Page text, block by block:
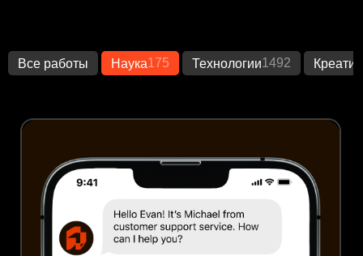
Все работы Наука175 Технологии1492 Креатив